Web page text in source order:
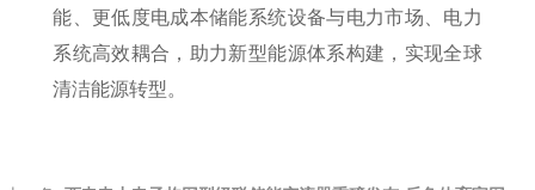
能、更低度电成本储能系统设备与电力市场、电力
系统高效耦合，助力新型能源体系构建，实现全球
清洁能源转型。